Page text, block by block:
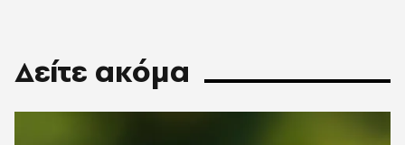
Δείτε ακόμα